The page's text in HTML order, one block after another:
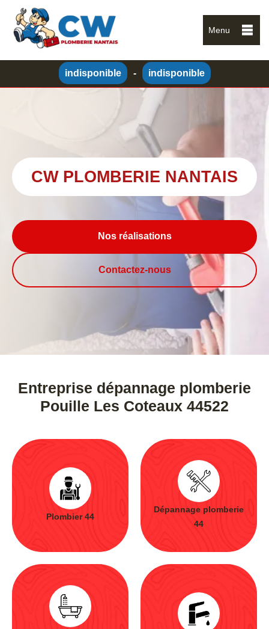
Menu
indisponible - indisponible
CW PLOMBERIE NANTAIS
Nos réalisations
Contactez-nous
Entreprise dépannage plomberie
Pouille Les Coteaux 44522
Plombier 44
Dépannage plomberie
44